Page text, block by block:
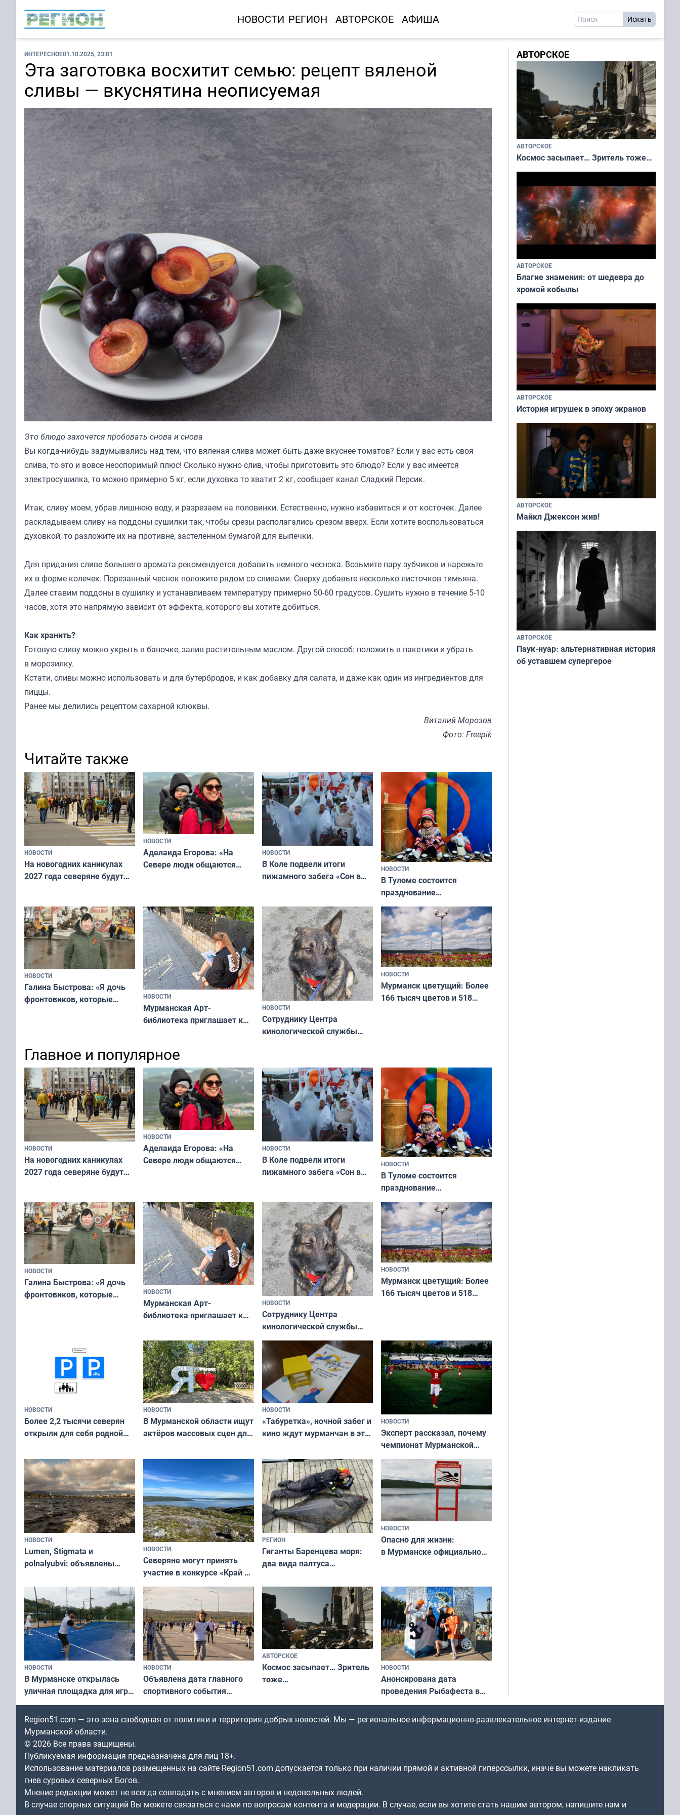
НОВОСТИ РЕГИОН АВТОРСКОЕ АФИША
ИНТЕРЕСНОЕ01.10.2025, 23:01
Эта заготовка восхитит семью: рецепт вяленой
сливы — вкуснятина неописуемая
Это блюдо захочется пробовать снова и снова
Вы когда-нибудь задумывались над тем, что вяленая слива может быть даже вкуснее томатов? Если у вас есть своя
слива, то это и вовсе неоспоримый плюс! Сколько нужно слив, чтобы приготовить это блюдо? Если у вас имеется
электросушилка, то можно примерно 5 кг, если духовка то хватит 2 кг, сообщает канал Сладкий Персик.
Итак, сливу моем, убрав лишнюю воду, и разрезаем на половинки. Естественно, нужно избавиться и от косточек. Далее
раскладываем сливу на поддоны сушилки так, чтобы срезы располагались срезом вверх. Если хотите воспользоваться
духовкой, то разложите их на противне, застеленном бумагой для выпечки.
Для придания сливе большего аромата рекомендуется добавить немного чеснока. Возьмите пару зубчиков и нарежьте
их в форме колечек. Порезанный чеснок положите рядом со сливами. Сверху добавьте несколько листочков тимьяна.
Далее ставим поддоны в сушилку и устанавливаем температуру примерно 50-60 градусов. Сушить нужно в течение 5-10
часов, хотя это напрямую зависит от эффекта, которого вы хотите добиться.
Как хранить?
Готовую сливу можно укрыть в баночке, залив растительным маслом. Другой способ: положить в пакетики и убрать
в морозилку.
Кстати, сливы можно использовать и для бутербродов, и как добавку для салата, и даже как один из ингредиентов для
пиццы.
Ранее мы делились рецептом сахарной клюквы.
Виталий Морозов
Фото: Freepik
Читайте также
НОВОСТИ
На новогодних каникулах
2027 года северяне будут
НОВОСТИ
Аделаида Егорова: «На
Севере люди общаются
НОВОСТИ
В Коле подвели итоги
пижамного забега «Сон в
НОВОСТИ
В Туломе состоится
празднование
Международного дня
коренных народов мира
НОВОСТИ
Галина Быстрова: «Я дочь
фронтовиков, которые
НОВОСТИ
Мурманская Арт-
библиотека приглашает к
НОВОСТИ
Сотруднику Центра
кинологической службы
НОВОСТИ
Мурманск цветущий: Более
166 тысяч цветов и 518
Главное и популярное
НОВОСТИ
На новогодних каникулах
2027 года северяне будут
НОВОСТИ
Аделаида Егорова: «На
Севере люди общаются
НОВОСТИ
В Коле подвели итоги
пижамного забега «Сон в
НОВОСТИ
В Туломе состоится
празднование
Международного дня
коренных народов мира
НОВОСТИ
Галина Быстрова: «Я дочь
фронтовиков, которые
НОВОСТИ
Мурманская Арт-
библиотека приглашает к
и фотографов
НОВОСТИ
Сотруднику Центра
кинологической службы
ищут новый дом
НОВОСТИ
Мурманск цветущий: Более
166 тысяч цветов и 518
НОВОСТИ
Более 2,2 тысячи северян
открыли для себя родной
«Туризм для своих»
НОВОСТИ
В Мурманской области ищут
актёров массовых сцен для
короткометражном фильме
НОВОСТИ
«Табуретка», ночной забег и
кино ждут мурманчан в эти
НОВОСТИ
Эксперт рассказал, почему
чемпионат Мурманской
области по футболу остался
незамеченным
НОВОСТИ
Lumen, Stigmata и
polnalyubvi: объявлены
«Имандра» в 2026 года
НОВОСТИ
Северяне могут принять
участие в конкурсе «Край у
северной границы: фотогид
по Печенгскому округу»
РЕГИОН
Гиганты Баренцева моря:
два вида палтуса
НОВОСТИ
Опасно для жизни:
в Мурманске официально
НОВОСТИ
В Мурманске открылась
уличная площадка для игры
в падел
НОВОСТИ
Объявлена дата главного
спортивного события
Заполярья: как зарождался
фестиваль «Гольфстрим»
АВТОРСКОЕ
Космос засыпает… Зритель
тоже…
НОВОСТИ
Анонсирована дата
проведения Рыбафеста в
2026 году
АВТОРСКОЕ
АВТОРСКОЕ
Космос засыпает… Зритель тоже…
АВТОРСКОЕ
Благие знамения: от шедевра до
хромой кобылы
АВТОРСКОЕ
История игрушек в эпоху экранов
АВТОРСКОЕ
Майкл Джексон жив!
АВТОРСКОЕ
Паук-нуар: альтернативная история
об уставшем супергерое
Region51.com — это зона свободная от политики и территория добрых новостей. Мы — региональное информационно-развлекательное интернет-издание
Мурманской области.
© 2026 Все права защищены.
Публикуемая информация предназначена для лиц 18+.
Использование материалов размещенных на сайте Region51.com допускается только при наличии прямой и активной гиперссылки, иначе вы можете накликать
гнев суровых северных Богов.
Мнение редакции может не всегда совпадать с мнением авторов и недовольных людей.
В случае спорных ситуаций Вы можете связаться с нами по вопросам контента и модерации. В случае, если вы хотите стать нашим автором, напишите нам и